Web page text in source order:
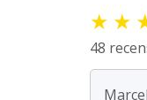
★ ★
48